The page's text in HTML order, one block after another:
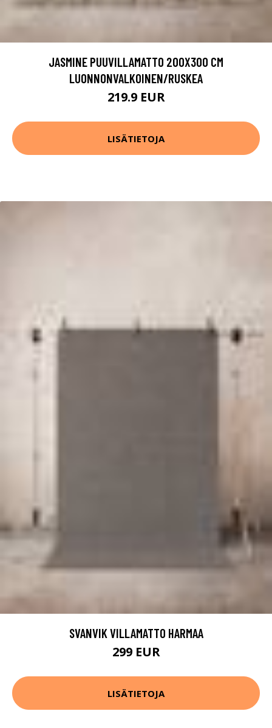
JASMINE PUUVILLAMATTO 200X300 CM
LUONNONVALKOINEN/RUSKEA
219.9 EUR
LISÄTIETOJA
SVANVIK VILLAMATTO HARMAA
299 EUR
LISÄTIETOJA